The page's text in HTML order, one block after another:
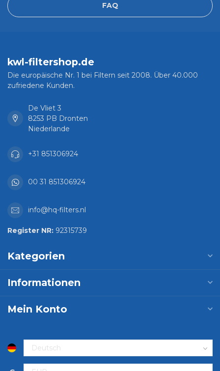
FAQ
kwl-filtershop.de
Die europäische Nr. 1 bei Filtern seit 2008. Über 40.000
zufriedene Kunden.
De Vliet 3
8253 PB Dronten
Niederlande
+31 851306924
00 31 851306924
info@hq-filters.nl
Register NR: 92315739
Kategorien
Informationen
Mein Konto